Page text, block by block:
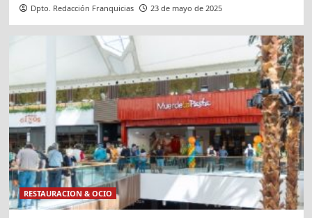
Dpto. Redacción Franquicias 23 de mayo de 2025
RESTAURACION & OCIO